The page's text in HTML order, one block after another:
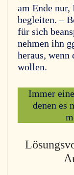
am Ende nur,
begleiten. –
für sich
nehmen ihn
heraus, wenn
wollen.
Immer
denen es